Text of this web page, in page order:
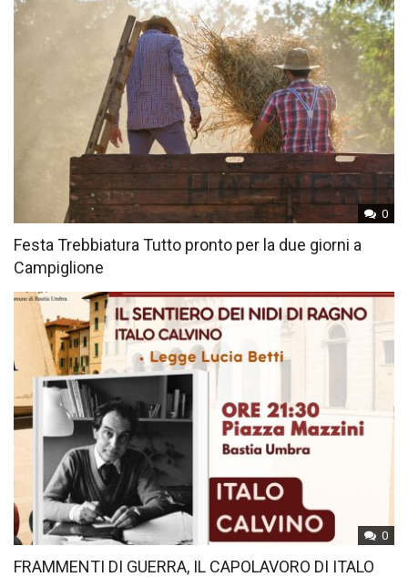
0
Festa Trebbiatura Tutto pronto per la due giorni a
Campiglione
0
FRAMMENTI DI GUERRA, IL CAPOLAVORO DI ITALO